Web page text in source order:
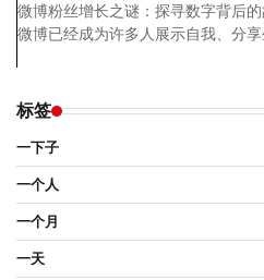
微博粉丝增长之谜：探寻数字背后
微博已经成为许多人展示自我、分
标签
一下子
一个人
一个月
一天